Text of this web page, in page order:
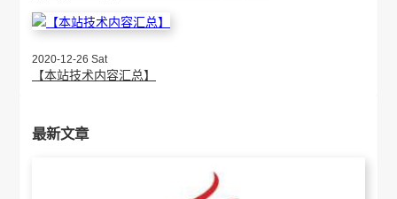
2020-12-26 Sat
【本站技术内容汇总】
最新文章